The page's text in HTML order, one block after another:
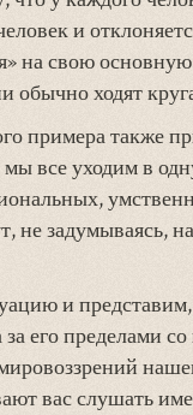
и
на свою
обычно ходят
примера также
все уходим в
не задумываясь,
и
его пределами
вас слушать